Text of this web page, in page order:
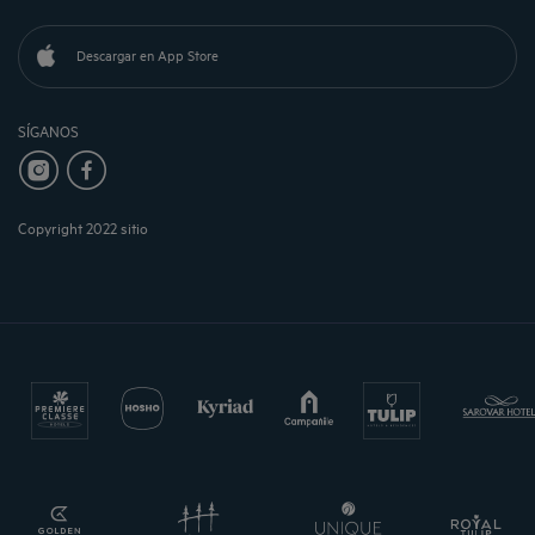
Descargar en App Store
SÍGANOS
Copyright 2022 sitio